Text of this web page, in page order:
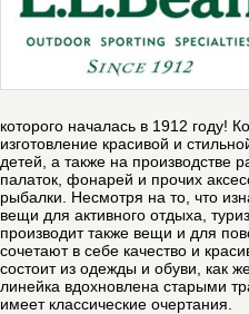
которого началась в 1912 году!
изготовление красивой и
детей, а также на производстве
палаток, фонарей и прочих
рыбалки. Несмотря на то, что
вещи для активного отдыха,
производит также вещи и для
сочетают в себе качество и
состоит из одежды и обуви, как
линейка вдохновлена старыми
имеет классические очертания.